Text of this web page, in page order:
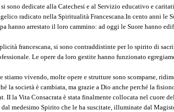
sono dedicate alla Catechesi e al Servizio educativo e
radicato nella Spiritualità Francescana.In cento anni le
hanno arrestato il loro cammino: ad oggi le Suore hanno
francescana, si sono contraddistinte per lo spirito di
Le opere da loro gestite hanno funzionato
vivendo, molte opere e strutture sono scomparse,
la società è cambiata, ma grazie a Dio anche perché la
la Vita Consacrata è stata finalmente collocata nel cuore
medesimo Spirito che le ha suscitate, illuminate dal